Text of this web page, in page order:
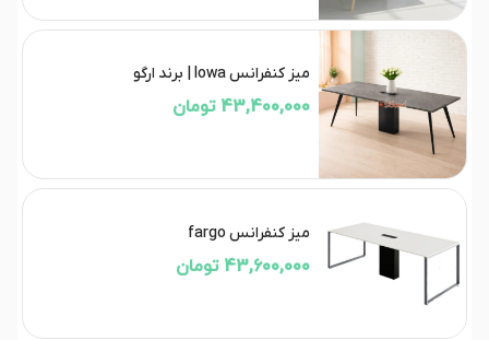
میز کنفرانس lowa | برند ارگو
43,400,000 تومان
میز کنفرانس fargo
43,600,000 تومان